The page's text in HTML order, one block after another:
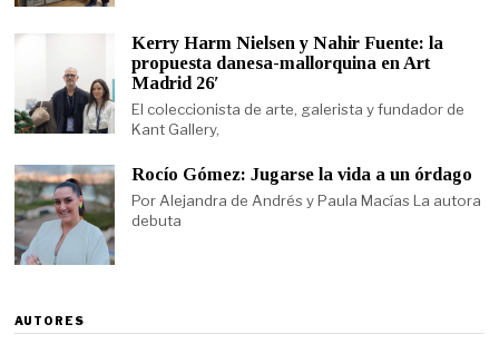
Kerry Harm Nielsen y Nahir Fuente: la
propuesta danesa-mallorquina en Art
Madrid 26′
El coleccionista de arte, galerista y fundador de
Kant Gallery,
Rocío Gómez: Jugarse la vida a un órdago
Por Alejandra de Andrés y Paula Macías La autora
debuta
AUTORES